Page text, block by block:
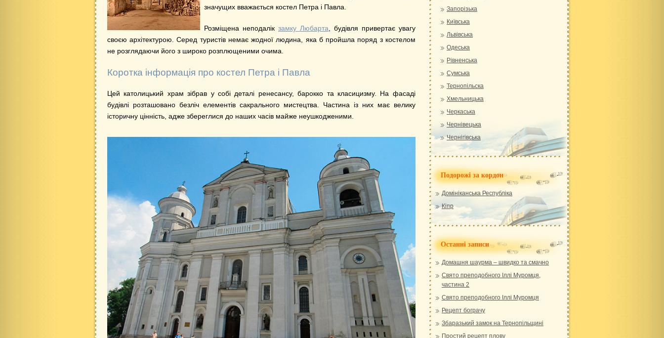
значущих вважається костел Петра і Павла.
Розміщена неподалік замку Любарта , будівля привертає увагу
своєю архітектурою. Серед туристів немає жодної людина, яка б пройшла поряд з костелом
не розглядаючи його з широко розплющеними очима.
Коротка інформація про костел Петра і Павла
Цей католицький храм зібрав у собі деталі ренесансу, барокко та класицизму. На фасаді
будівлі розташовано безліч елементів сакрального мистецтва. Частина із них має велику
історичну цінність, адже збереглися до наших часів майже неушкодженими.
Запорізька
Київська
Львівська
Одеська
Рівненська
Сумська
Тернопільска
Хмельницька
Черкаська
Чернівецька
Чернігівська
Подорожі за кордон
Домініканська Республіка
Кіпр
Останні записи
Домашня шаурма – швидко та смачно
Свято преподобного Іллі Муромця,
частина 2
Свято преподобного Іллі Муромця
Рецепт бограчу
Збаразький замок на Тернопільщині
Простий рецепт плову